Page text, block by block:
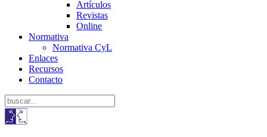
Artículos
Revistas
Online
Normativa
Normativa CyL
Enlaces
Recursos
Contacto